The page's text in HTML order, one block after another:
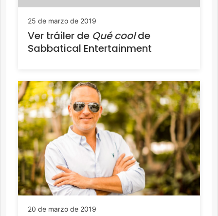
25 de marzo de 2019
Ver tráiler de Qué coolde
Sabbatical Entertainment
20 de marzo de 2019